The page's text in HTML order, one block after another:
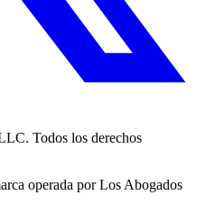
. Todos los derechos
operada porLos Abogados